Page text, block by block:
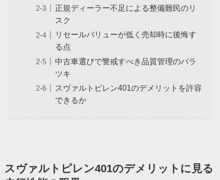
正規ディーラー不足による整備難民のリ
スク
リセールバリューが低く売却時に後悔す
る点
中古車選びで警戒すべき品質管理のバラ
ツキ
スヴァルトピレン401のデメリットを許容
できるか
スヴァルトピレン401のデメリットに見る